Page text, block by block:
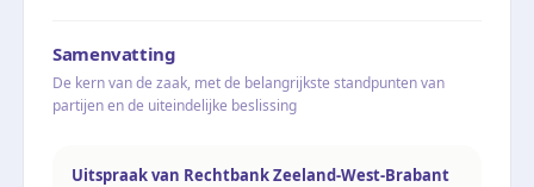
Samenvatting
De kern van de zaak, met de belangrijkste standpunten van
partijen en de uiteindelijke beslissing
Uitspraak van Rechtbank Zeeland-West-Brabant